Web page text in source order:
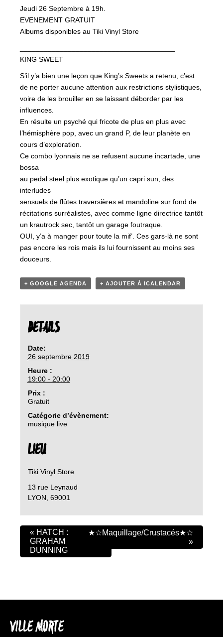
Jeudi 26 Septembre à 19h.
EVENEMENT GRATUIT
Albums disponibles au Tiki Vinyl Store
KING SWEET
S’il y’a bien une leçon que King’s Sweets a retenu, c’est
de ne porter aucune attention aux restrictions stylistiques,
voire de les brouiller en se laissant déborder par les
influences.
En résulte un psyché qui fricote de plus en plus avec
l’hémisphère pop, avec un grand P, de leur planète en
cours d’exploration.
Ce combo lyonnais ne se refusent aucune incartade, une
bossa
au pedal steel plus exotique qu’un capri sun, des
interludes
sensuels de flûtes traversières et mandoline sur fond de
récitations surréalistes, avec comme ligne directrice tantôt
un krautrock sec, tantôt un garage foutraque.
OUI, y’a à manger pour toute la mif’. Ces gars-là ne sont
pas encore les rois mais ils lui fournissent au moins ses
douceurs.
+ GOOGLE AGENDA + AJOUTER À ICALENDAR
DETAILS
Date:
26 septembre 2019
Heure :
19:00 - 20:00
Prix :
Gratuit
Catégorie d’évènement:
musique live
LIEU
Tiki Vinyl Store
13 rue Leynaud
LYON 69001
« HATCH :
GRAHAM
DUNNING
★☆Maquillage/Crustacés★☆
»
VILLE MORTE